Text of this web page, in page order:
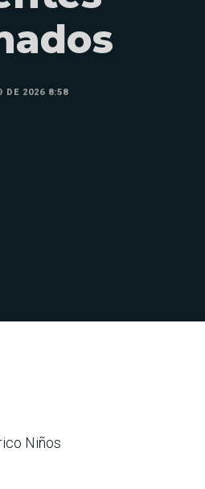
DE 2026 8:58
Niños